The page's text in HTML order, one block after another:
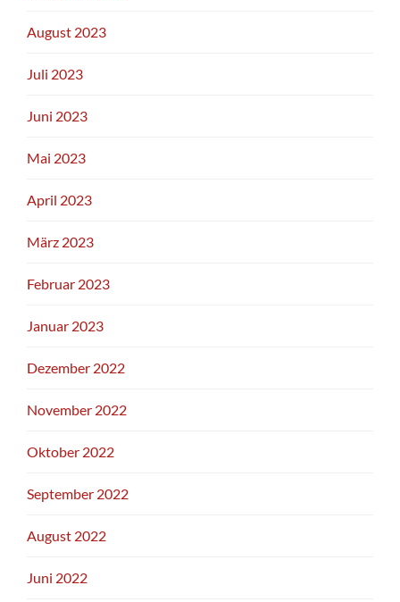
August 2023
Juli 2023
Juni 2023
Mai 2023
April 2023
März 2023
Februar 2023
Januar 2023
Dezember 2022
November 2022
Oktober 2022
September 2022
August 2022
Juni 2022